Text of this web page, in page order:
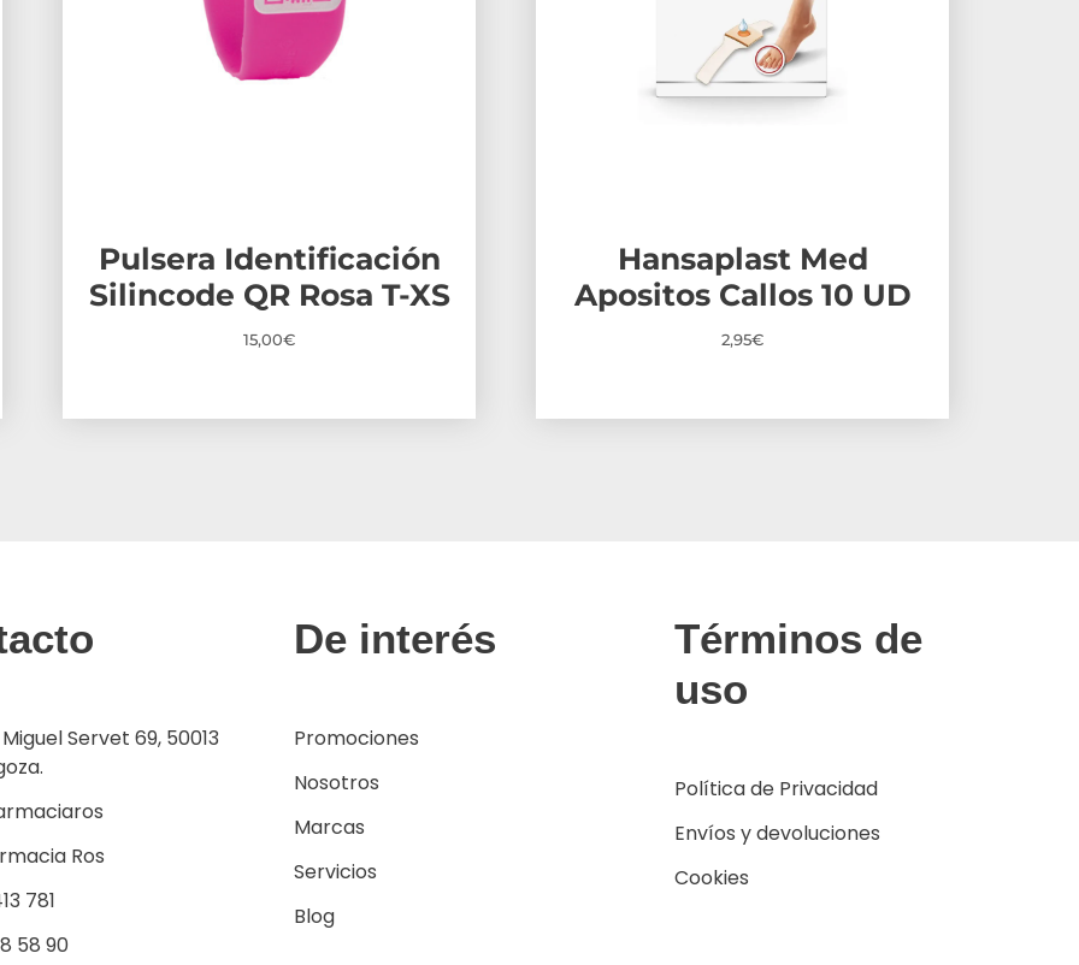
Pulsera Identificación
Silincode QR Rosa T-XS
15,00€
Hansaplast Med
Apositos Callos 10 UD
2,95€
Servet 69, 50013
Ros
781
58 90
De interés
Promociones
Nosotros
Marcas
Servicios
Blog
Términos de
uso
Política de Privacidad
Envíos y devoluciones
Cookies